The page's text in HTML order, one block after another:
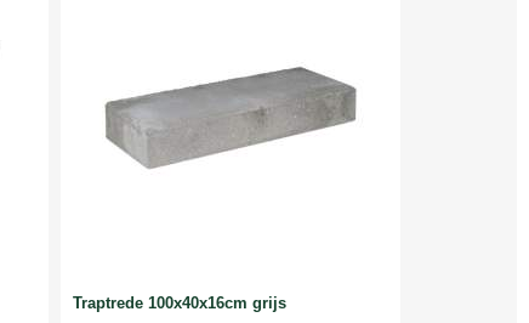
Traptrede 100x40x16cm grijs